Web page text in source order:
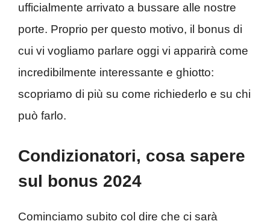
ufficialmente arrivato a bussare alle nostre
porte. Proprio per questo motivo, il bonus di
cui vi vogliamo parlare oggi vi apparirà come
incredibilmente interessante e ghiotto:
scopriamo di più su come richiederlo e su chi
può farlo.
Condizionatori, cosa sapere
sul bonus 2024
Cominciamo subito col dire che ci sarà